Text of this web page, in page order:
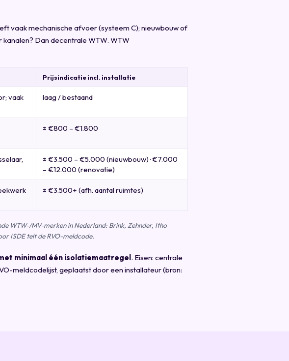
vaak mechanische afvoer (systeem C); nieuwbouw of
Dan decentrale WTW. WTW
Prijsindicatie incl. installatie
vaak
laag / bestaand
± €800 – €1.800
± €3.500 – €5.000 (nieuwbouw) · €7.000
– €12.000 (renovatie)
± €3.500+ (afh. aantal ruimtes)
WTW-/MV-merken in Nederland: Brink, Zehnder, Itho
ISDE telt de RVO-meldcode.
minimaal één isolatiemaatregel. Eisen: centrale
meldcodelijst, geplaatst door een installateur (bron: